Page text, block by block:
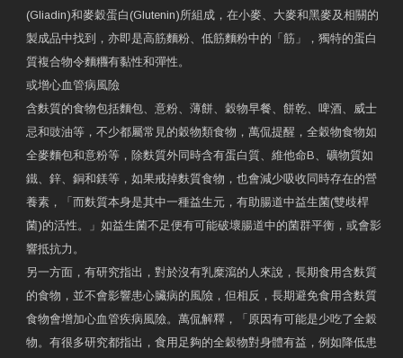
(Gliadin)和麥穀蛋白(Glutenin)所組成，在小麥、大麥和黑麥及相關的
製成品中找到，亦即是高筋麵粉、低筋麵粉中的「筋」，獨特的蛋白
質複合物令麵糰有黏性和彈性。
或增心血管病風險
含麩質的食物包括麵包、意粉、薄餅、穀物早餐、餅乾、啤酒、威士
忌和豉油等，不少都屬常見的穀物類食物，萬侃提醒，全穀物食物如
全麥麵包和意粉等，除麩質外同時含有蛋白質、維他命B、礦物質如
鐵、鋅、銅和鎂等，如果戒掉麩質食物，也會減少吸收同時存在的營
養素，「而麩質本身是其中一種益生元，有助腸道中益生菌(雙歧桿
菌)的活性。」如益生菌不足便有可能破壞腸道中的菌群平衡，或會影
響抵抗力。
另一方面，有研究指出，對於沒有乳糜瀉的人來說，長期食用含麩質
的食物，並不會影響患心臟病的風險，但相反，長期避免食用含麩質
食物會增加心血管疾病風險。萬侃解釋，「原因有可能是少吃了全穀
物。有很多研究都指出，食用足夠的全穀物對身體有益，例如降低患